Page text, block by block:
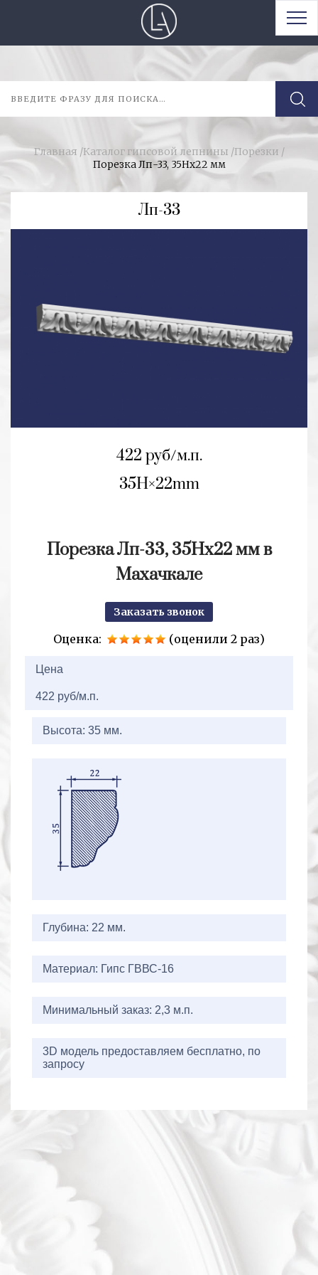
Главная /Каталог гипсовой лепнины /Порезки /
Порезка Лп-33, 35Нх22 мм
Лп-33
422 руб/м.п.
35H 22mm
Порезка Лп-33, 35Нх22 мм в
Махачкале
Заказать звонок
Оценка:
(оценили 2 раз)
Цена
422 руб/м.п.
Высота: 35 мм.
Глубина: 22 мм.
Материал: Гипс ГВВС-16
Минимальный заказ: 2,3 м.п.
3D модель предоставляем бесплатно, по
запросу